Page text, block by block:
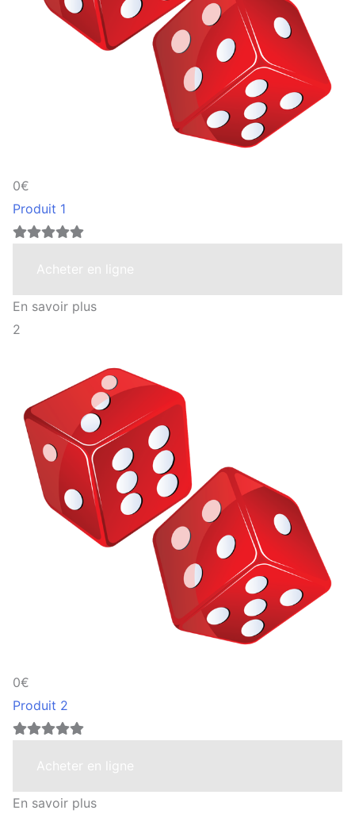
0€
Produit 1
Acheter en ligne
En savoir plus
2
0€
Produit 2
Acheter en ligne
En savoir plus